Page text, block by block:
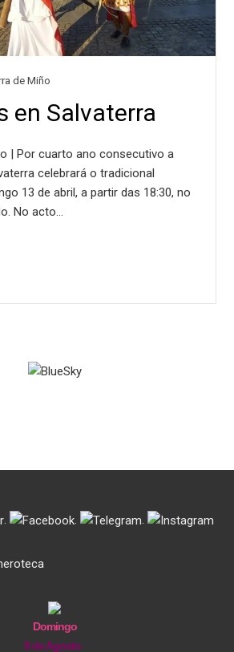
de Miño
en Salvaterra
| Por cuarto ano consecutivo a
celebrará o tradicional
13 de abril, a partir das 18:30, no
No acto…
. . .
Domingo
9 de Agosto